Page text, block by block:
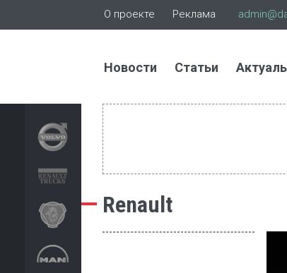
О проекте Реклама
Новости Статьи
Renault